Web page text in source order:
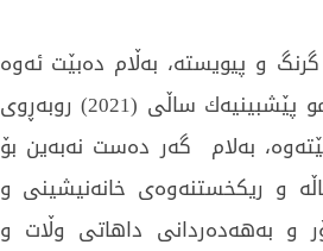
و پیویستە، بەڵام دەبێت ئەوە
بزانین حكومەتی عیراقیش بەپێی هەمو پێشبینیەك ساڵى (2021) روبەڕوی
بەلام گەر دەست نەبەین بۆ
و ریكخستنەوەی خانەنیشینی و
و بەهەدەردانی داهاتی وڵات و